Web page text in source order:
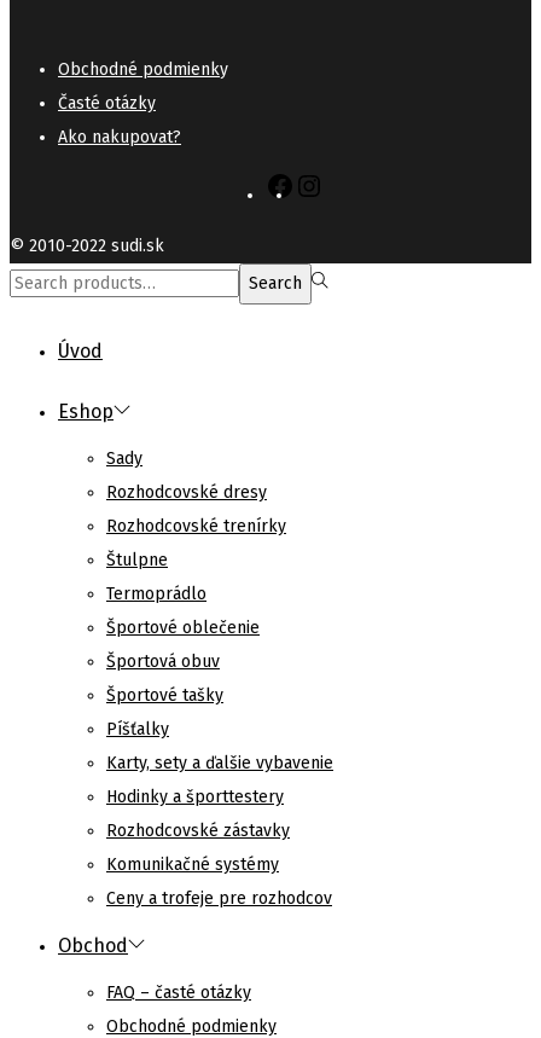
Obchodné podmienky
Časté otázky
Ako nakupovat?
Facebook
© 2010-2022 sudi.sk
Search
Search
Úvod
Eshop
Sady
Rozhodcovské dresy
Rozhodcovské trenírky
Štulpne
Termoprádlo
Športové oblečenie
Športová obuv
Športové tašky
Píšťalky
Karty, sety a ďalšie vybavenie
Hodinky a športtestery
Rozhodcovské zástavky
Komunikačné systémy
Ceny a trofeje pre rozhodcov
Obchod
FAQ – časté otázky
Obchodné podmienky